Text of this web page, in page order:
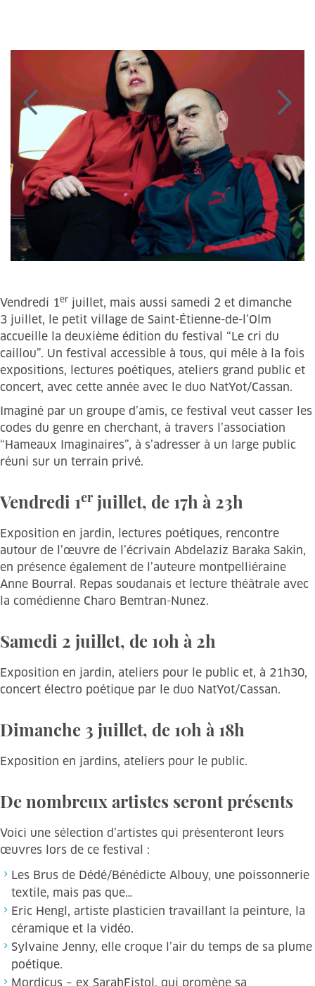
Vendredi 1er juillet, mais aussi samedi 2 et dimanche
3 juillet, le petit village de Saint-Étienne-de-l’Olm
accueille la deuxième édition du festival “Le cri du
caillou”. Un festival accessible à tous, qui mêle à la fois
expositions, lectures poétiques, ateliers grand public et
concert, avec cette année avec le duo NatYot/Cassan.
Imaginé par un groupe d’amis, ce festival veut casser les
codes du genre en cherchant, à travers l’association
“Hameaux Imaginaires”, à s’adresser à un large public
réuni sur un terrain privé.
Vendredi 1erjuillet, de 17h à 23h
Exposition en jardin, lectures poétiques, rencontre
autour de l’œuvre de l’écrivain Abdelaziz Baraka Sakin,
en présence également de l’auteure montpelliéraine
Anne Bourral. Repas soudanais et lecture théâtrale avec
la comédienne Charo Bemtran-Nunez.
Samedi 2 juillet, de 10h à 2h
Exposition en jardin, ateliers pour le public et, à 21h30,
concert électro poétique par le duo NatYot/Cassan.
Dimanche 3 juillet, de 10h à 18h
Exposition en jardins, ateliers pour le public.
De nombreux artistes seront présents
Voici une sélection d’artistes qui présenteront leurs
œuvres lors de ce festival :
Les Brus de Dédé/Bénédicte Albouy, une poissonnerie
textile, mais pas que…
Eric Hengl, artiste plasticien travaillant la peinture, la
céramique et la vidéo.
Sylvaine Jenny, elle croque l’air du temps de sa plume
poétique.
Mordicus – ex SarahFistol, qui promène sa